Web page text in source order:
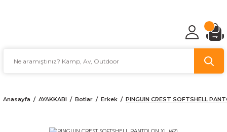
Anasayfa AYAKKABI Botlar Erkek PINGUIN CREST SOFTSHELL